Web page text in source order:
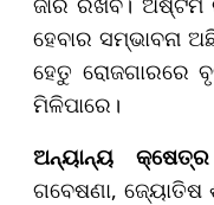
ହେବାର ସମ୍ଭାବନା
ହେତୁ ରୋଜଗାରରେ
ମିଳିପାରେ।
ଅନ୍ୟାନ୍ୟ
ଗବେଷଣା, ଜ୍ୟୋତିଷ